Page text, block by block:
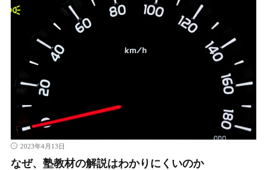
2023年4月13日
なぜ、塾教材の解説はわかりにくいのか